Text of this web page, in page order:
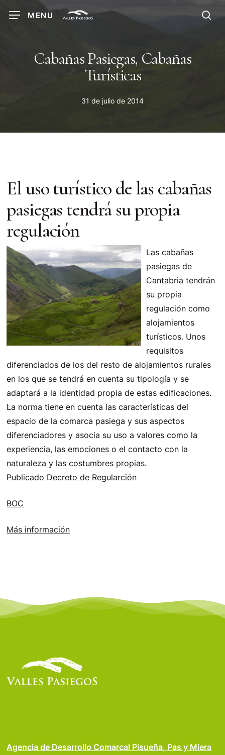
MENU
Cabañas Pasiegas, Cabañas
Turísticas
31 de julio de 2014
El uso turístico de las cabañas
pasiegas tendrá su propia
regulación
Las cabañas
pasiegas de
Cantabria tendrán
su propia
regulación como
alojamientos
turísticos. Unos
requisitos
diferenciados de los del resto de alojamientos rurales
en los que se tendrá en cuenta su tipología y se
adaptará a la identidad propia de estas edificaciones.
La norma tiene en cuenta las características del
espacio de la comarca pasiega y sus aspectos
diferenciadores y asocia su uso a valores como la
experiencia, las emociones o el contacto con la
naturaleza y las costumbres propias.
Publicado Decreto de Regularción
BOC
Más información
Agencia de Desarrollo Comarcal Pisueña, Pas y Miera